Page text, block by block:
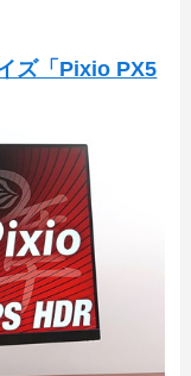
ズ「Pixio PX5